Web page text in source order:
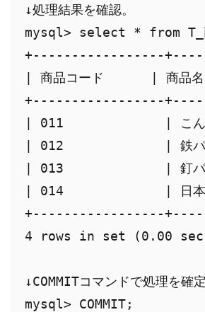
↓処理結果を確認。
mysql> select * from T_
+-----------------
| 商品コード      | 商
+-----------------
| 011             | こ
| 012             | 鉄
| 013             | 釘
| 014             | 日
+-----------------
4 rows in set (0.00
↓COMMITコマンドで処理を確定
mysql> COMMIT;